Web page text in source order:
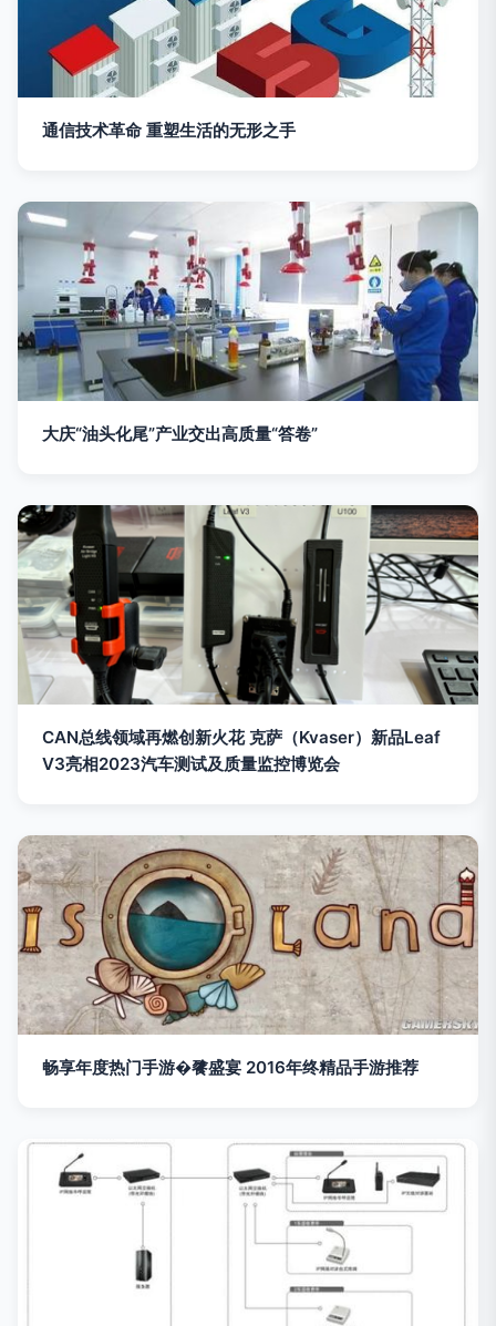
通信技术革命 重塑生活的无形之手
大庆“油头化尾”产业交出高质量“答卷”
CAN总线领域再燃创新火花 克萨（Kvaser）新品Leaf
V3亮相2023汽车测试及质量监控博览会
畅享年度热门手游�餮盛宴 2016年终精品手游推荐